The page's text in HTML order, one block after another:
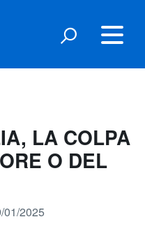
LA COLPA
O DEL
01/2025